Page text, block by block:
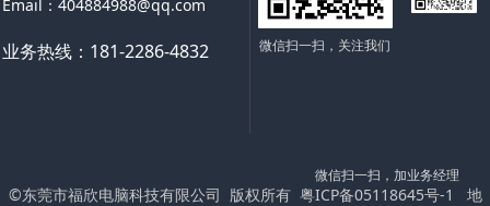
Email：404884988@qq.com
业务热线：181-2286-4832 微信扫一扫，关注我们
©东莞市福欣电脑科技有限公司 版权所有 粤ICP备05118645号-1
地
微信扫一扫，加业务经理